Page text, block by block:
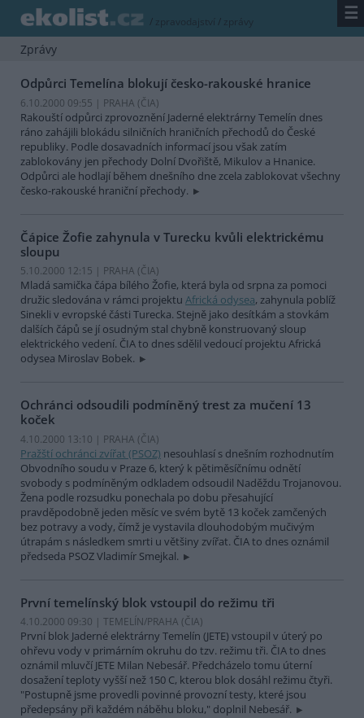
/ zpravodajství / zprávy ☰
Zprávy
Odpůrci Temelína blokují česko-rakouské hranice
6.10.2000 09:55 | PRAHA (ČIA)
Rakouští odpůrci zprovoznění Jaderné elektrárny Temelín dnes
ráno zahájili blokádu silničních hraničních přechodů do České
republiky. Podle dosavadních informací jsou však zatím
zablokovány jen přechody Dolní Dvořiště, Mikulov a Hnanice.
Odpůrci ale hodlají během dnešního dne zcela zablokovat všechny
česko-rakouské hraniční přechody.
Čápice Žofie zahynula v Turecku kvůli elektrickému
sloupu
5.10.2000 12:15 | PRAHA (ČIA)
Mladá samička čápa bílého Žofie, která byla od srpna za pomoci
družic sledována v rámci projektu Africká odysea, zahynula poblíž
Sinekli v evropské části Turecka. Stejně jako desítkám a stovkám
dalších čápů se jí osudným stal chybně konstruovaný sloup
elektrického vedení. ČIA to dnes sdělil vedoucí projektu Africká
odysea Miroslav Bobek.
Ochránci odsoudili podmíněný trest za mučení 13
koček
4.10.2000 13:10 | PRAHA (ČIA)
Pražští ochránci zvířat (PSOZ) nesouhlasí s dnešním rozhodnutím
Obvodního soudu v Praze 6, který k pětiměsíčnímu odnětí
svobody s podmíněným odkladem odsoudil Naděždu Trojanovou.
Žena podle rozsudku ponechala po dobu přesahující
pravděpodobně jeden měsíc ve svém bytě 13 koček zamčených
bez potravy a vody, čímž je vystavila dlouhodobým mučivým
útrapám s následkem smrti u většiny zvířat. ČIA to dnes oznámil
předseda PSOZ Vladimír Smejkal.
První temelínský blok vstoupil do režimu tři
4.10.2000 09:30 | TEMELÍN/PRAHA (ČIA)
První blok Jaderné elektrárny Temelín (JETE) vstoupil v úterý po
ohřevu vody v primárním okruhu do tzv. režimu tři. ČIA to dnes
oznámil mluvčí JETE Milan Nebesář. Předcházelo tomu úterní
dosažení teploty vyšší než 150 C, kterou blok dosáhl režimu čtyři.
"Postupně jsme provedli povinné provozní testy, které jsou
předepsány při každém náběhu bloku," doplnil Nebesář.